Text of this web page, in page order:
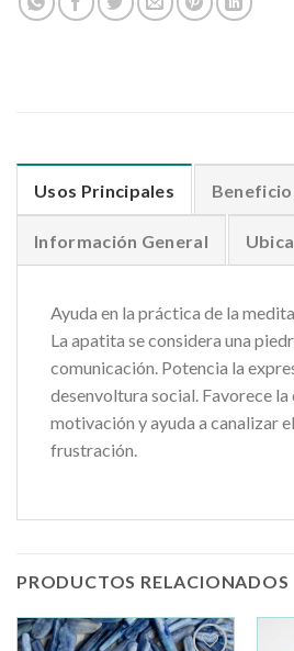
Usos Principales
Información General
Ayuda en la práctica de la
La apatita se considera una
comunicación. Potencia la
desenvoltura social. Favorece
motivación y ayuda a canalizar
frustración.
PRODUCTOS RELACIONADOS